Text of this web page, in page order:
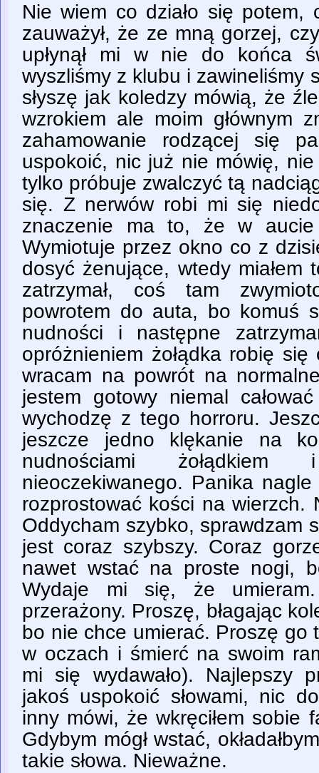
Nie wiem co działo się potem,
zauważył, że ze mną gorzej,
upłynął mi w nie do końca
wyszliśmy z klubu i zawineliśmy
słyszę jak koledzy mówią, że
wzrokiem ale moim głównym
zahamowanie rodzącej się
uspokoić, nic już nie mówię,
tylko próbuje zwalczyć tą
się. Z nerwów robi mi się
znaczenie ma to, że w
Wymiotuje przez okno co z
dosyć żenujące, wtedy miałem
zatrzymał, coś tam
powrotem do auta, bo komuś
nudności i następne
opróżnieniem żołądka robię
wracam na powrót na
jestem gotowy niemal
wychodzę z tego horroru.
jeszcze jedno klękanie na
nudnościami
nieoczekiwanego. Panika
rozprostować kości na wierzch.
Oddycham szybko, sprawdzam
jest coraz szybszy. Coraz
nawet wstać na proste nogi,
Wydaje mi się, że umieram.
przerażony. Proszę, błagając
bo nie chce umierać. Proszę go
w oczach i śmierć na swoim
mi się wydawało). Najlepszy
jakoś uspokoić słowami, nic
inny mówi, że wkręciłem sobie
Gdybym mógł wstać,
takie słowa. Nieważne.